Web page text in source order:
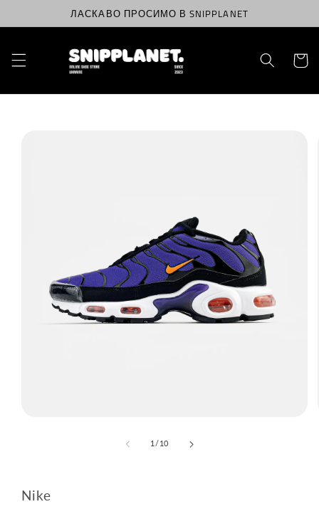
вмісту
ЛАСКАВО ПРОСИМО В SNIPPLANET
1 /з10
Nike